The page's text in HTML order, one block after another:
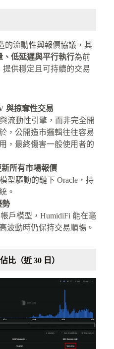
的流動性與報價協議，其
、低延遲與平行執行為前
供穩定且可持續的交易
與掠奪性交易
流動性引擎，而非完全開
，公開造市邏輯往往容易
，最終傷害一般使用者的
所有市場報價
型驅動的鏈下 Oracle，持
。
勢
戶模型，HumidiFi 能在毫
波動時仍保持交易順暢。
比（近 30 日）